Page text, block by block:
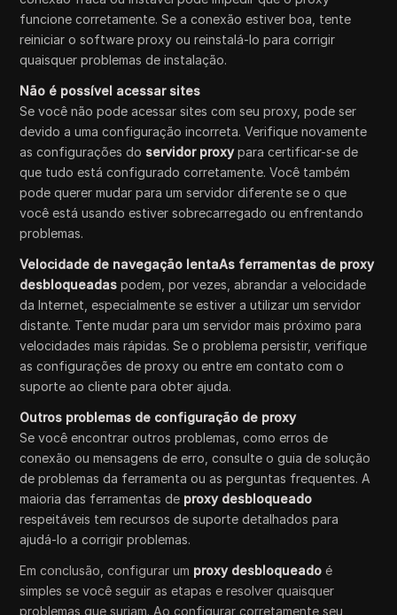
funcione corretamente. Se a conexão estiver boa, tente
reiniciar o software proxy ou reinstalá-lo para corrigir
quaisquer problemas de instalação.
Não é possível acessar sites
Se você não pode acessar sites com seu proxy, pode ser
devido a uma configuração incorreta. Verifique novamente
as configurações do servidor proxypara certificar-se de
que tudo está configurado corretamente. Você também
pode querer mudar para um servidor diferente se o que
você está usando estiver sobrecarregado ou enfrentando
problemas.
Velocidade de navegação lentaAs ferramentas de proxy
desbloqueadas podem, por vezes, abrandar a velocidade
da Internet, especialmente se estiver a utilizar um servidor
distante. Tente mudar para um servidor mais próximo para
velocidades mais rápidas. Se o problema persistir, verifique
as configurações de proxy ou entre em contato com o
suporte ao cliente para obter ajuda.
Outros problemas de configuração de proxy
Se você encontrar outros problemas, como erros de
conexão ou mensagens de erro, consulte o guia de solução
de problemas da ferramenta ou as perguntas frequentes. A
maioria das ferramentas de proxy desbloqueado
respeitáveis tem recursos de suporte detalhados para
ajudá-lo a corrigir problemas.
Em conclusão, configurar um proxy desbloqueado é
simples se você seguir as etapas e resolver quaisquer
problemas que surjam. Ao configurar corretamente seu